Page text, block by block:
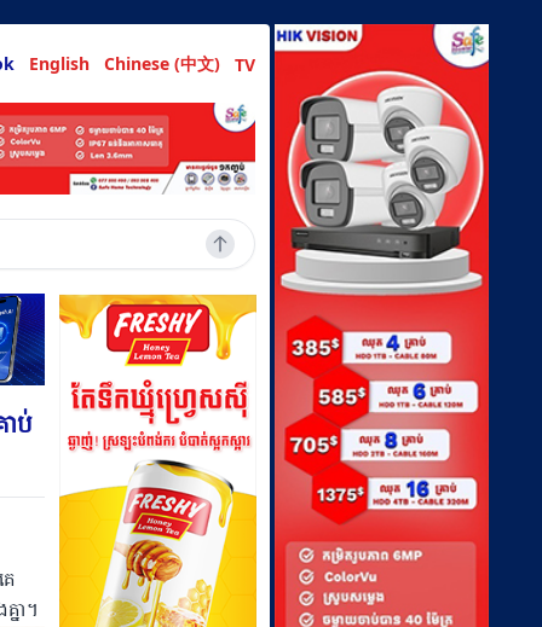
English Chinese (中文) TV
ប់
ា។